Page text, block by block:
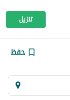
تنزيل
حفظ